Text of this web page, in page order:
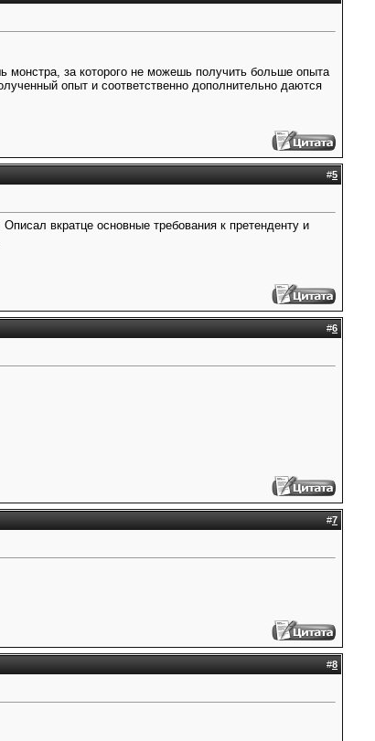
монстра, за которого не можешь получить больше опыта
опыт и соответственно дополнительно даются
#5
вкратце основные требования к претенденту и
#6
#7
#8